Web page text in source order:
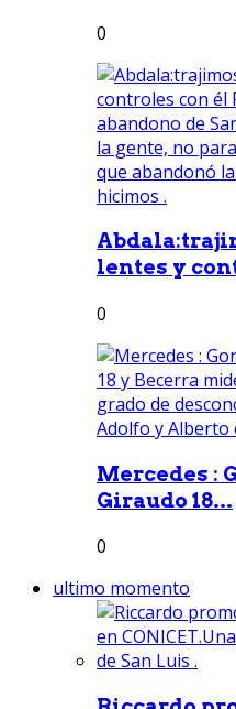
0
lentes y
0
Mercedes :
Giraudo 18...
0
ultimo momento